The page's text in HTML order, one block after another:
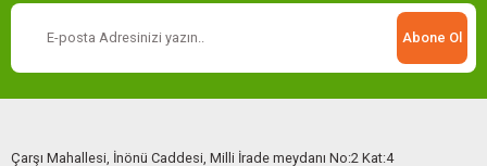
Abone Ol
Çarşı Mahallesi, İnönü Caddesi, Milli İrade meydanı No:2 Kat:4